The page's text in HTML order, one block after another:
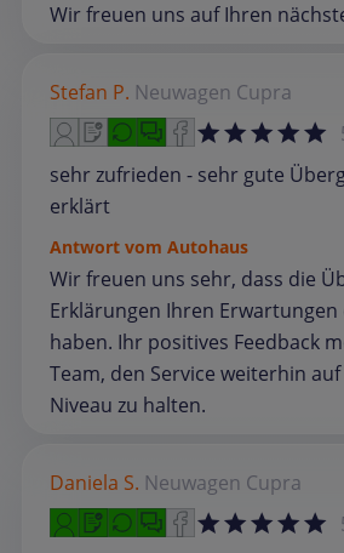
Wir freuen uns auf Ihren
Stefan P. Neuwagen Cupra
sehr zufrieden - sehr gute
erklärt
Antwort vom Autohaus
Wir freuen uns sehr, dass die
Erklärungen Ihren
haben. Ihr positives Feedback
Team, den Service weiterhin
Niveau zu halten.
Daniela S. Neuwagen Cupra